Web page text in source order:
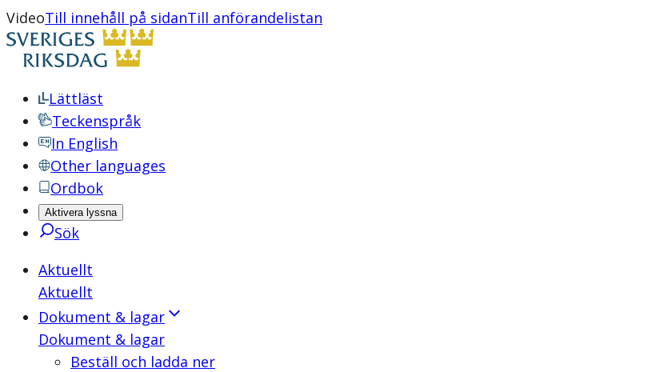
VideoTill innehåll på sidanTill anförandelistan
Lättläst
Teckenspråk
In English
Other languages
Ordbok
Aktivera lyssna
Sök
Aktuellt
Aktuellt
Dokument & lagar
Dokument & lagar
Beställ och ladda ner